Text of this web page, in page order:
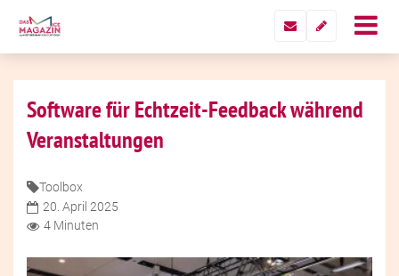
Software für Echtzeit-Feedback während
Veranstaltungen
Toolbox
20. April 2025
4 Minuten